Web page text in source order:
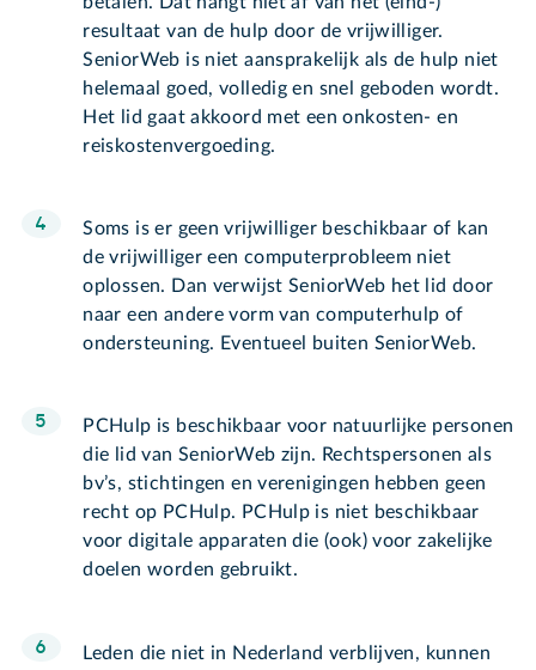
resultaat van de hulp door de vrijwilliger.
SeniorWeb is niet aansprakelijk als de hulp niet
helemaal goed, volledig en snel geboden wordt.
Het lid gaat akkoord met een onkosten- en
reiskostenvergoeding.
Soms is er geen vrijwilliger beschikbaar of kan
de vrijwilliger een computerprobleem niet
oplossen. Dan verwijst SeniorWeb het lid door
naar een andere vorm van computerhulp of
ondersteuning. Eventueel buiten SeniorWeb.
PCHulp is beschikbaar voor natuurlijke personen
die lid van SeniorWeb zijn. Rechtspersonen als
bv’s, stichtingen en verenigingen hebben geen
recht op PCHulp. PCHulp is niet beschikbaar
voor digitale apparaten die (ook) voor zakelijke
doelen worden gebruikt.
Leden die niet in Nederland verblijven, kunnen